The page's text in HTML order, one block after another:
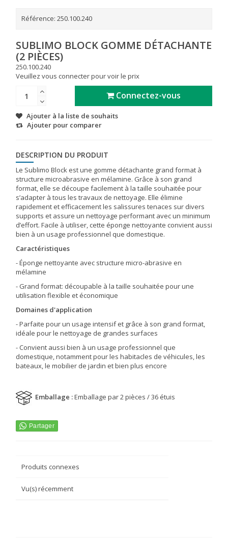
Référence: 250.100.240
SUBLIMO BLOCK GOMME DÉTACHANTE
(2 PIÈCES)
250.100.240
Veuillez vous connecter pour voir le prix
Connectez-vous
Ajouter à la liste de souhaits
Ajouter pour comparer
DESCRIPTION DU PRODUIT
Le Sublimo Block est une gomme détachante grand format à
structure microabrasive en mélamine. Grâce à son grand
format, elle se découpe facilement à la taille souhaitée pour
s’adapter à tous les travaux de nettoyage. Elle élimine
rapidement et efficacement les salissures tenaces sur divers
supports et assure un nettoyage performant avec un minimum
d’effort. Facile à utiliser, cette éponge nettoyante convient aussi
bien à un usage professionnel que domestique.
Caractéristiques
- Éponge nettoyante avec structure micro-abrasive en
mélamine
- Grand format: découpable à la taille souhaitée pour une
utilisation flexible et économique
Domaines d'application
- Parfaite pour un usage intensif et grâce à son grand format,
idéale pour le nettoyage de grandes surfaces
- Convient aussi bien à un usage professionnel que
domestique, notamment pour les habitacles de véhicules, les
bateaux, le mobilier de jardin et bien plus encore
Emballage :Emballage par 2 pièces / 36 étuis
Produits connexes
Vu(s) récemment